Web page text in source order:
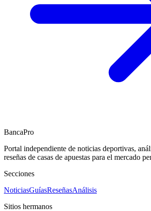
BancaPro
Portal independiente de noticias deportivas,
reseñas de casas de apuestas para el mercado
Secciones
NoticiasGuíasReseñasAnálisis
Sitios hermanos